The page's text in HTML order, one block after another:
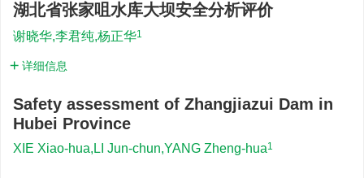
湖北省张家咀水库大坝安全分析评价
谢晓华,李君纯,杨正华1
详细信息
Safety assessment of Zhangjiazui Dam in
Hubei Province
XIE Xiao-hua,LI Jun-chun,YANG Zheng-hua1